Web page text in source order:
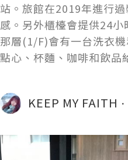
站。旅館在2019年進行
感。另外櫃檯會提供24
那層(1/F)會有一台洗衣
點心、杯麵、咖啡和飲
感
KEEP MY FAITH